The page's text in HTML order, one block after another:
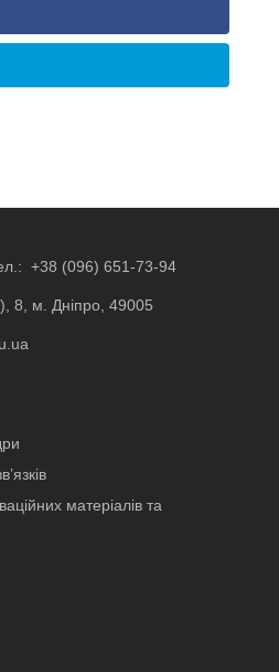
+38 (096) 651-73-94
8, м. Дніпро, 49005
матеріалів та